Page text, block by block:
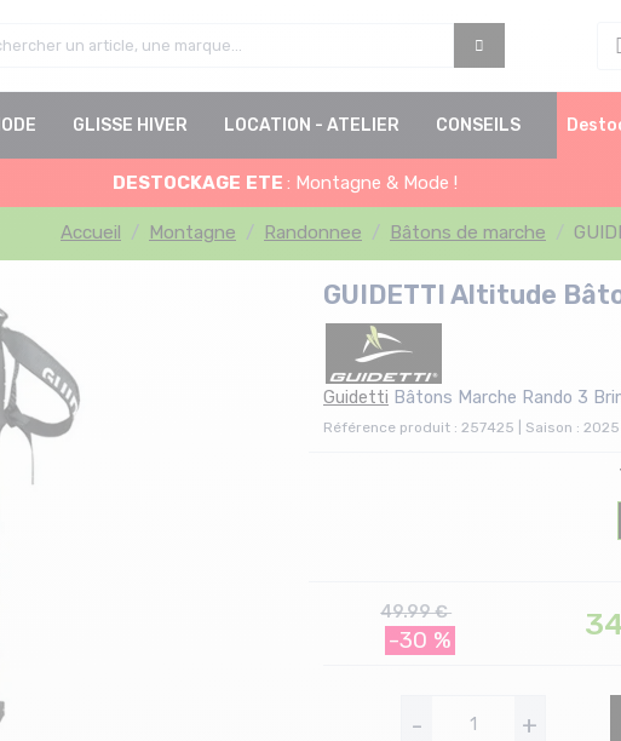
GLISSE HIVER LOCATION - ATELIER CONSEILS
DESTOCKAGE ETE : Montagne & Mode !
Accueil Montagne Randonnee Bâtons de marche
GUIDETTI Altitude
Guidetti Bâtons Marche Rando 3
Référence produit : 257425 | Saison : 2025
49.99 €
-30 %
- +